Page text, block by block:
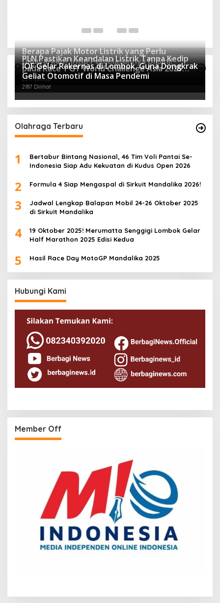
Otomotif Terpopuler
Berapa Pajak Motor Listrik yang Perlu
Dibayarkan? Intip Penjelasannya Di Sini!
2434 Dilihat
PLN Pastikan Keandalan Listrik Tanpa Kedip
pada Race 1 GT World Challenge Asia 2025
Mandalika
2217 Dilihat
IOF Gelar Rakernas di Lombok, Guna Dongkrak
Geliat Otomotif di Masa Pendemi
2187 Dilihat
Olahraga Terbaru
1
Bertabur Bintang Nasional, 46 Tim Voli Pantai Se-
Indonesia Siap Adu Kekuatan di Kudus Open 2026
2 Formula 4 Siap Mengaspal di Sirkuit Mandalika 2026!
3
Jadwal Lengkap Balapan Mobil 24-26 Oktober 2025
di Sirkuit Mandalika
4
19 Oktober 2025! Merumatta Senggigi Lombok Gelar
Half Marathon 2025 Edisi Kedua
5 Hasil Race Day MotoGP Mandalika 2025
Hubungi Kami
Member Off